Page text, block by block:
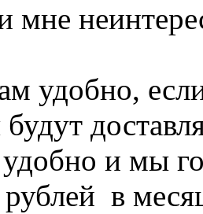
мне
удобно,
и мы
рублей в